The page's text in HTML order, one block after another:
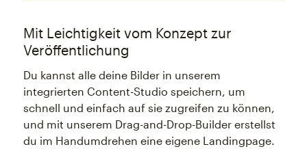
Mit Leichtigkeit vom Konzept zur
Veröffentlichung
Du kannst alle deine Bilder in unserem
integrierten Content-Studio speichern, um
schnell und einfach auf sie zugreifen zu können,
und mit unserem Drag-and-Drop-Builder erstellst
du im Handumdrehen eine eigene Landingpage.